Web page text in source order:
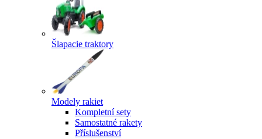
Šlapacie traktory
Modely rakiet
Kompletní sety
Samostatné rakety
Příslušenství